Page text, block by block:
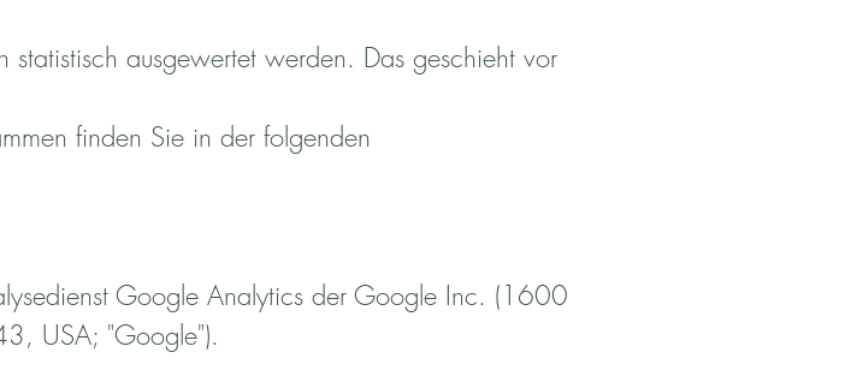
statistisch ausgewertet werden. Das geschieht vor
finden Sie in der folgenden
Google Analytics der Google Inc. (1600
USA; "Google").